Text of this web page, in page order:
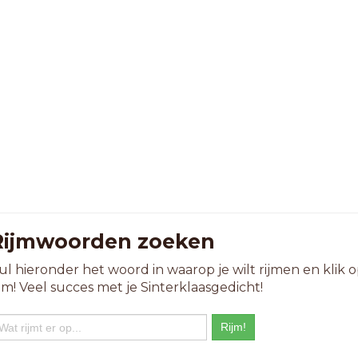
zoeken
hieronder het woord in waarop je wilt rijmen en klik
Veel succes met je Sinterklaasgedicht!